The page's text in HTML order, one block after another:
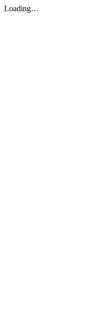
Loading…